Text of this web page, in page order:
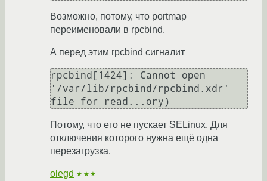
Возможно, потому, что portmap
переименовали в rpcbind.
А перед этим rpcbind сигналит
rpcbind[1424]: Cannot open
'/var/lib/rpcbind/rpcbind.xdr'
Потому, что его не пускает SELinux. Для
отключения которого нужна ещё одна
перезагрузка.
olegd ★★★